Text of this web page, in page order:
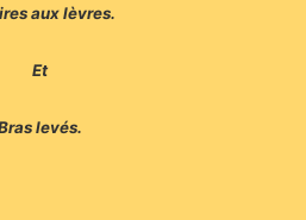
aux lèvres.
Et
levés.